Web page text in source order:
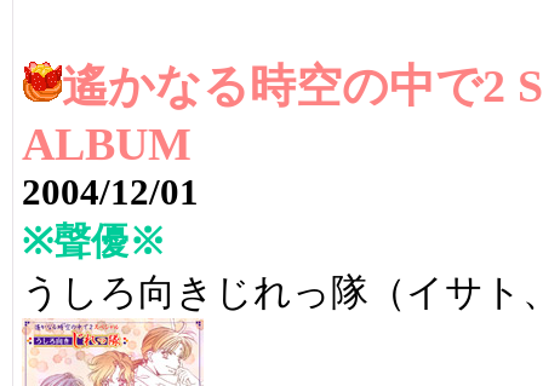
遙かなる時空の中で2
ALBUM
2004/12/01
※聲優※
うしろ向きじれっ隊（イサト